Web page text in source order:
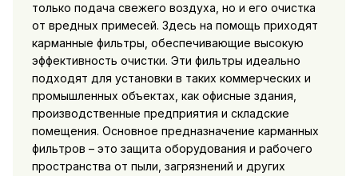
только подача свежего воздуха, но и его очистка
от вредных примесей. Здесь на помощь приходят
карманные фильтры, обеспечивающие высокую
эффективность очистки. Эти фильтры идеально
подходят для установки в таких коммерческих и
промышленных объектах, как офисные здания,
производственные предприятия и складские
помещения. Основное предназначение карманных
фильтров – это защита оборудования и рабочего
пространства от пыли, загрязнений и других